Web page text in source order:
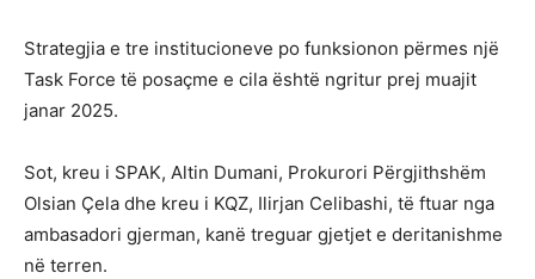
Strategjia e tre institucioneve po funksionon përmes një
Task Force të posaçme e cila është ngritur prej muajit
janar 2025.
Sot, kreu i SPAK, Altin Dumani, Prokurori Përgjithshëm
Olsian Çela dhe kreu i KQZ, Ilirjan Celibashi, të ftuar nga
ambasadori gjerman, kanë treguar gjetjet e deritanishme
në terren.